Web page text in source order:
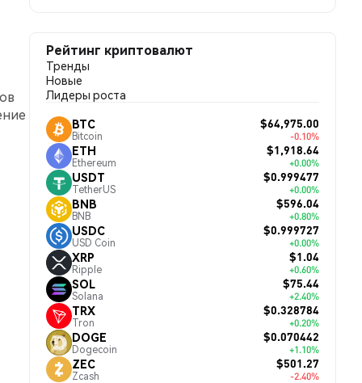
Рейтинг криптовалют
Тренды
Новые
Лидеры роста
BTC
Bitcoin
$64,975.00
-0.10%
ETH
Ethereum
$1,918.64
+0.00%
USDT
TetherUS
$0.999477
+0.00%
BNB
BNB
$596.04
+0.80%
USDC
USD Coin
$0.999727
+0.00%
XRP
Ripple
$1.04
+0.60%
SOL
Solana
$75.44
+2.40%
TRX
Tron
$0.328784
+0.20%
DOGE
Dogecoin
$0.070442
+1.10%
ZEC
Zcash
$501.27
-2.40%